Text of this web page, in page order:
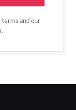
terms and our